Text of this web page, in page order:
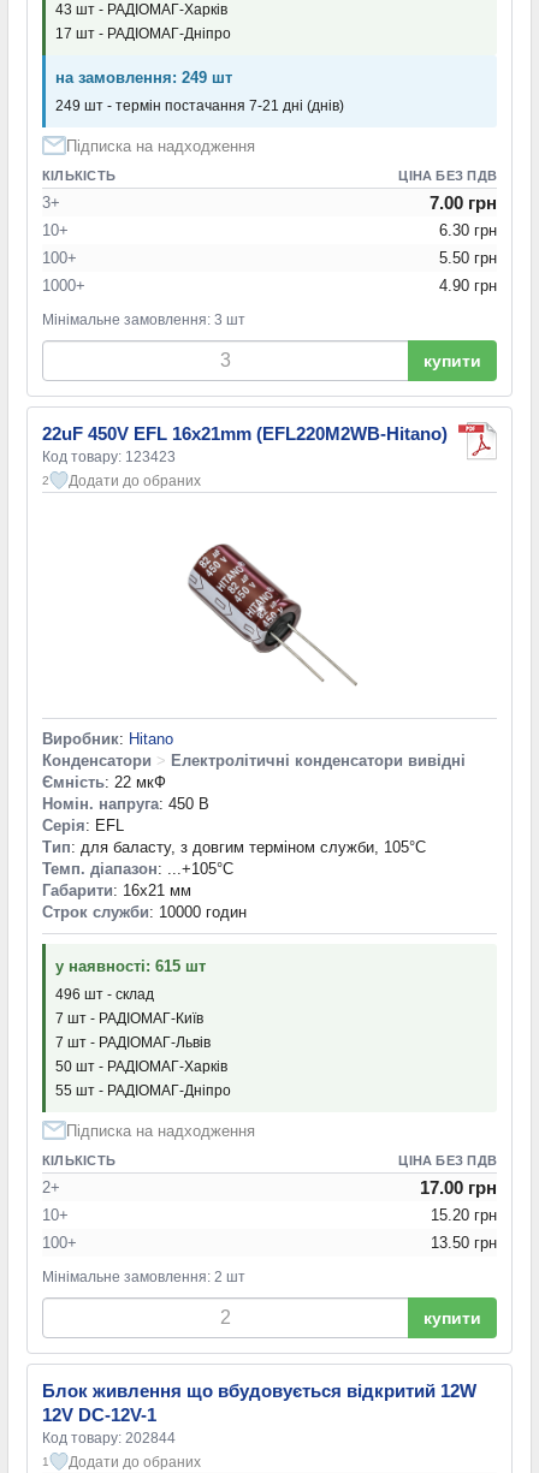
43 шт - РАДІОМАГ-Харків
17 шт - РАДІОМАГ-Дніпро
на замовлення: 249 шт
249 шт - термін постачання 7-21 дні (днів)
Підписка на надходження
КІЛЬКІСТЬ ЦІНА БЕЗ ПДВ
3+ 7.00 грн
10+
6.30 грн
100+
5.50 грн
1000+
4.90 грн
Мінімальне замовлення: 3 шт
купити
22uF 450V EFL 16x21mm (EFL220M2WB-Hitano)
Код товару: 123423
2 Додати до обраних
Виробник: Hitano
Конденсатори > Електролітичні конденсатори вивідні
Ємність: 22 мкФ
Номін. напруга: 450 В
Серія: EFL
Тип: для баласту, з довгим терміном служби, 105°C
Темп. діапазон: ...+105°С
Габарити: 16x21 мм
Строк служби: 10000 годин
у наявності: 615 шт
496 шт - склад
7 шт - РАДІОМАГ-Київ
7 шт - РАДІОМАГ-Львів
50 шт - РАДІОМАГ-Харків
55 шт - РАДІОМАГ-Дніпро
Підписка на надходження
КІЛЬКІСТЬ ЦІНА БЕЗ ПДВ
2+ 17.00 грн
10+
15.20 грн
100+
13.50 грн
Мінімальне замовлення: 2 шт
купити
Блок живлення що вбудовується відкритий 12W
12V DC-12V-1
Код товару: 202844
1 Додати до обраних